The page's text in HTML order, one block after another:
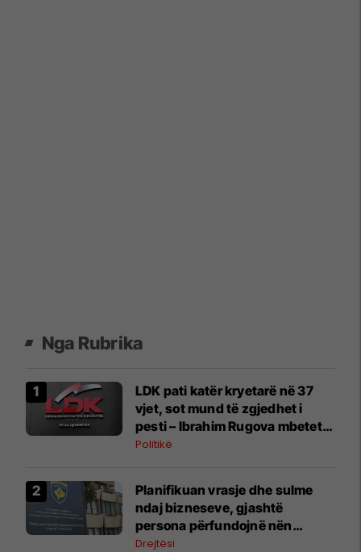
Nga Rubrika
LDK pati katër kryetarë në 37
vjet, sot mund të zgjedhet i
pesti – Ibrahim Rugova mbetet
më jetëgjati
Politikë
​Planifikuan vrasje dhe sulme
ndaj bizneseve, gjashtë
persona përfundojnë nën
aktakuzë
Drejtësi